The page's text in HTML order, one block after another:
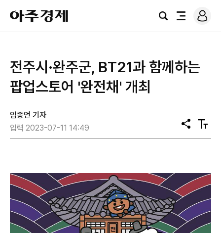
아
주
경
검
전
로
그
전주시·완주군, BT21과 함께하는
팝업스토어 '완전채' 개최
임종언 기자
입력 2023-07-11 14:49
공
유
텍
스